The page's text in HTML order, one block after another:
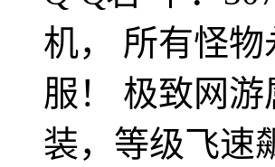
机， 所有怪
服！ 极致网
装，等级飞速